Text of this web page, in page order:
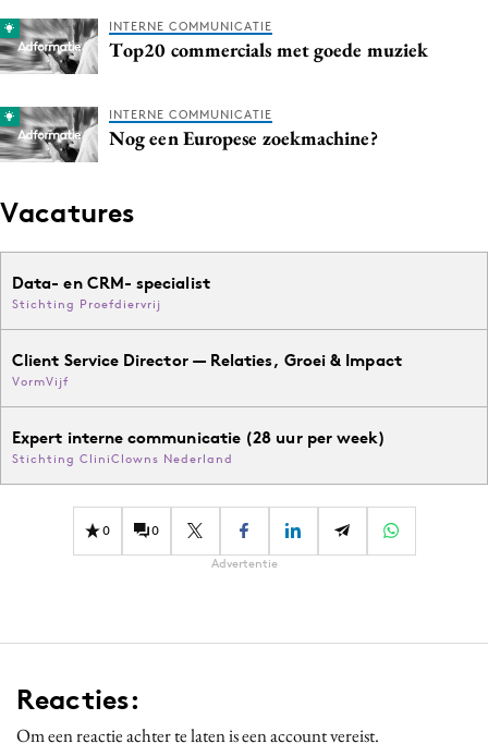
INTERNE COMMUNICATIE
Top20 commercials met goede muziek
INTERNE COMMUNICATIE
Nog een Europese zoekmachine?
Vacatures
Data- en CRM- specialist
Stichting Proefdiervrij
Client Service Director — Relaties, Groei & Impact
VormVijf
Expert interne communicatie (28 uur per week)
Stichting CliniClowns Nederland
0 0
Advertentie
Reacties:
Om een reactie achter te laten is een account vereist.